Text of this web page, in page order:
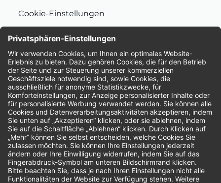
Cookie-Einstellungen
Bewertungen